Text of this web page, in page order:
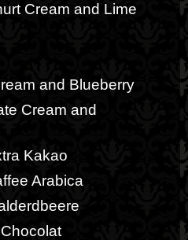
Cream and Lime
and Blueberry
Cream and
Kakao
Arabica